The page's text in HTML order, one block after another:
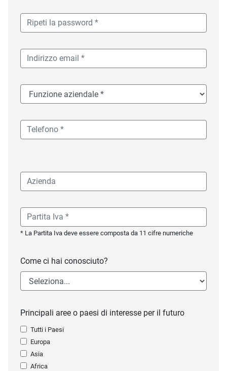
* La Partita Iva deve essere composta da 11 cifre numeriche
Come ci hai conosciuto?
Principali aree o paesi di interesse per il futuro
Tutti i Paesi
Europa
Asia
Africa